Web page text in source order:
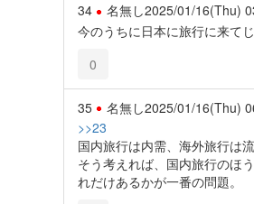
34 名無し2025/01/16(Thu)
今のうちに日本に旅行に来て
0
35 名無し2025/01/16(Thu)
>>23
国内旅行は内需、海外旅行は流
そう考えれば、国内旅行のほ
れだけあるかが一番の問題。